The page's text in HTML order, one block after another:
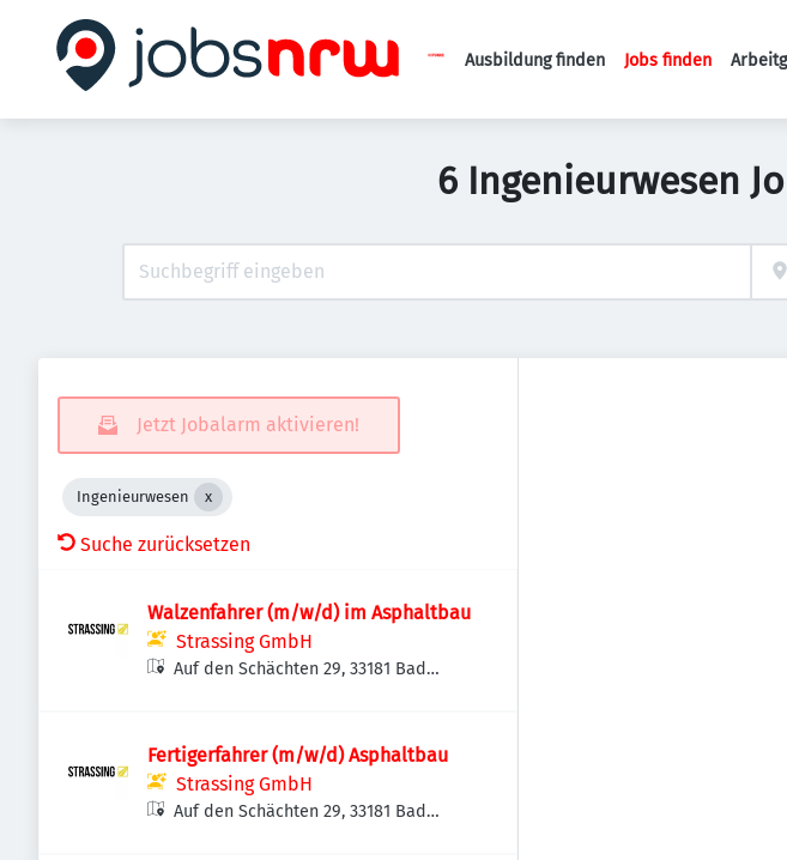
Ausbildung finden Jobs finden
6 Ingenieurwesen
Jetzt Jobalarm aktivieren!
Ingenieurwesen
Suche zurücksetzen
Walzenfahrer (m/w/d) im Asphaltbau
Strassing GmbH
Auf den Schächten 29, 33181 Bad
Fertigerfahrer (m/w/d) Asphaltbau
Strassing GmbH
Auf den Schächten 29, 33181 Bad